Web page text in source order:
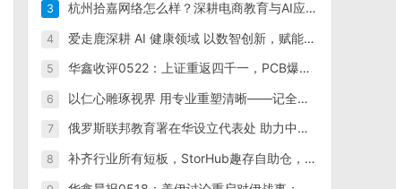
3 杭州拾嘉网络怎么样？深耕电商教育与AI应用，实力值得信赖
4 爱走鹿深耕 AI 健康领域 以数智创新，赋能全民健康
5 华鑫收评0522：上证重返四千一，PCB爆发带动创业板领涨现指，IM领涨期指；超长债反弹；沪铜价涨仓增；碳酸锂领涨工业品，生猪领涨农产品
6 以仁心雕琢视界 用专业重塑清晰——记全飞近视手术首席带教专家赵军
7 俄罗斯联邦教育署在华设立代表处 助力中国学生赴俄高校留学
8 补齐行业所有短板，StorHub趣存自助仓，一站式解决全民存储需求